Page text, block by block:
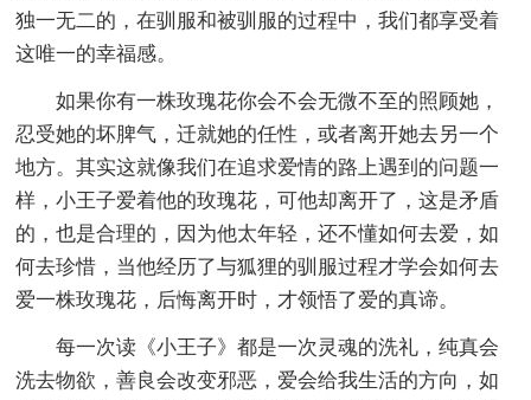
独一无二的，在驯服和被驯服的过程中，我们都享受着
这唯一的幸福感。
如果你有一株玫瑰花你会不会无微不至的照顾她，
忍受她的坏脾气，迁就她的任性，或者离开她去另一个
地方。其实这就像我们在追求爱情的路上遇到的问题一
样，小王子爱着他的玫瑰花，可他却离开了，这是矛盾
的，也是合理的，因为他太年轻，还不懂如何去爱，如
何去珍惜，当他经历了与狐狸的驯服过程才学会如何去
爱一株玫瑰花，后悔离开时，才领悟了爱的真谛。
每一次读《小王子》都是一次灵魂的洗礼，纯真会
洗去物欲，善良会改变邪恶，爱会给我生活的方向，如